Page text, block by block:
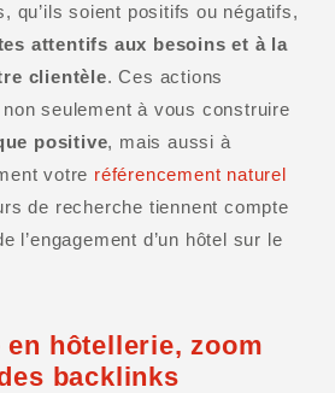
qu’ils soient positifs ou négatifs,
attentifs aux besoins et à la
clientèle. Ces actions
seulement à vous construire
positive, mais aussi à
votre référencement naturel
de recherche tiennent compte
l’engagement d’un hôtel sur le
en hôtellerie, zoom
backlinks